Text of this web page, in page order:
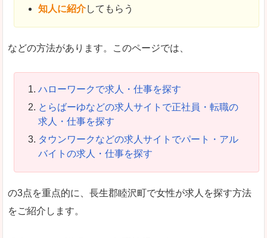
知人に紹介してもらう
などの方法があります。このページでは、
ハローワークで求人・仕事を探す
とらばーゆなどの求人サイトで正社員・転職の
求人・仕事を探す
タウンワークなどの求人サイトでパート・アル
バイトの求人・仕事を探す
の3点を重点的に、長生郡睦沢町で女性が求人を探す方法
をご紹介します。